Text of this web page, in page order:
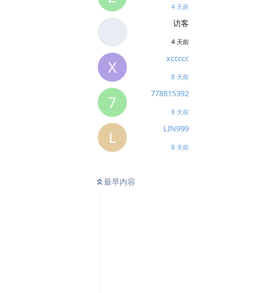
4 天前
访客
4 天前
X xccccc
8 天前
7 778815392
8 天前
L LIN999
8 天前
最早内容